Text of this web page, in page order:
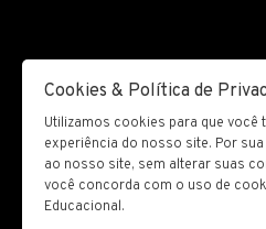
Cookies & Política de
Utilizamos cookies para que você
experiência do nosso site. Por
ao nosso site, sem alterar suas
você concorda com o uso de
Educacional.